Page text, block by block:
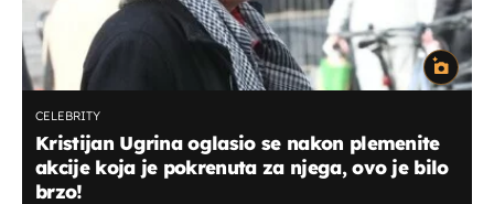
CELEBRITY
Kristijan Ugrina oglasio se nakon plemenite
akcije koja je pokrenuta za njega, ovo je bilo
brzo!